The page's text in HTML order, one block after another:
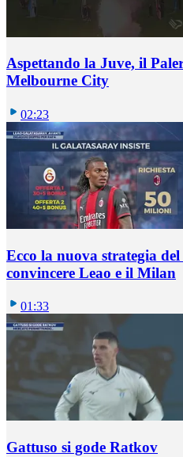
Aspettando la Juve, il
Melbourne City
02:23
Ecco la nuova strategia
convincere Leao e il Milan
01:33
Gattuso si gode Ratkov